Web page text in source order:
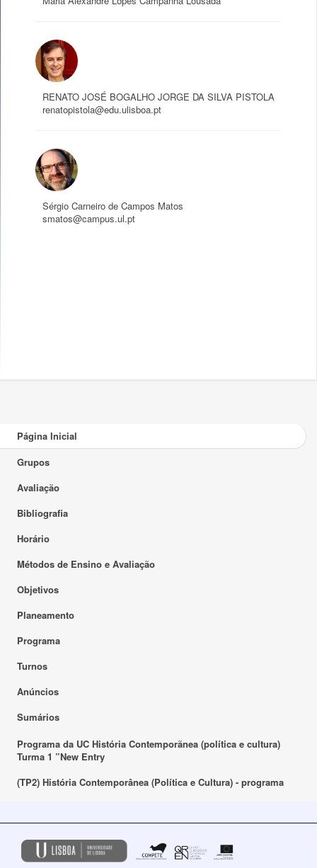
RENATO JOSÉ BOGALHO JORGE DA SILVA PISTOLA
renatopistola@edu.ulisboa.pt
Sérgio Carneiro de Campos Matos
smatos@campus.ul.pt
Página Inicial
Grupos
Avaliação
Bibliografia
Horário
Métodos de Ensino e Avaliação
Objetivos
Planeamento
Programa
Turnos
Anúncios
Sumários
Programa da UC História Contemporãnea (política e cultura)
Turma 1 ”New Entry
(TP2) História Contemporânea (Política e Cultura) - programa